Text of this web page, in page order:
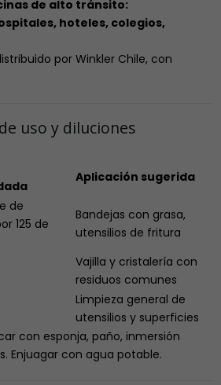
de alto tránsito:
hoteles, colegios,
por Winkler Chile, con
uso y diluciones
Aplicación sugerida
de
125 de
Bandejas con grasa,
utensilios de fritura
Vajilla y cristalería con
residuos comunes
Limpieza general de
utensilios y superficies
con esponja, paño, inmersión
Enjuagar con agua potable.